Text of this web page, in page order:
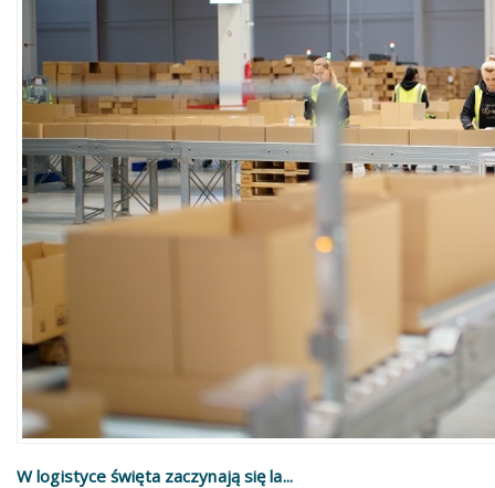
W logistyce święta zaczynają się la...